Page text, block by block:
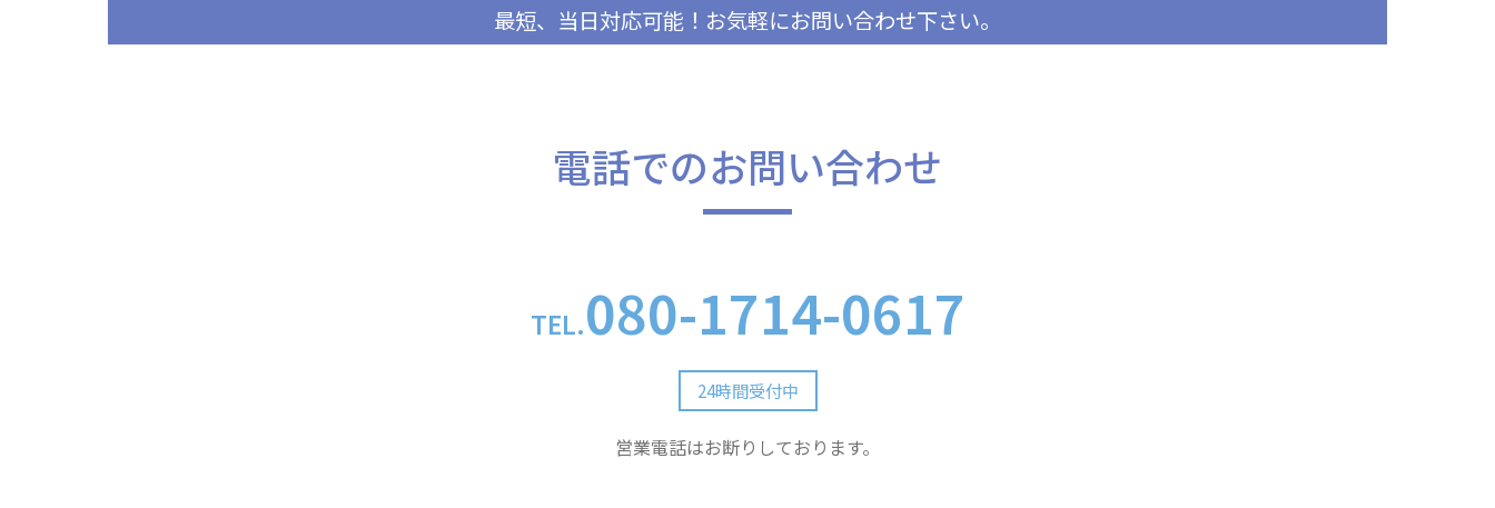
最短、当日対応可能！ お気軽にお問い合わせ下さい。
電話でのお問い合わせ
TEL.080-1714-0617
24時間受付中
営業電話はお断りしております。